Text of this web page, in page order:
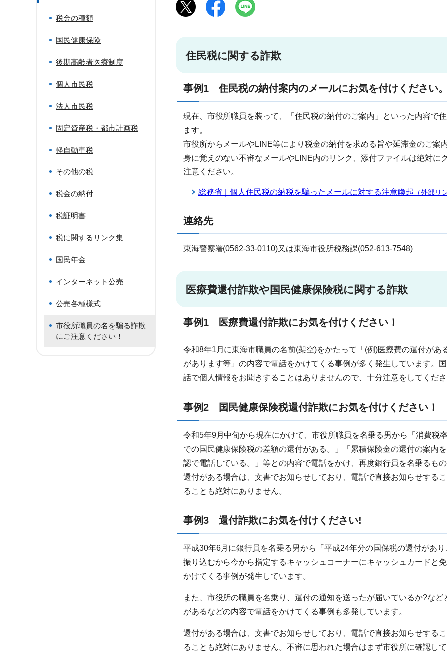
住民税に関する詐欺
事例1 住民税の納付案内のメールにお気を付けください
現在、市役所職員を装って、「住民税の納付のご案内」といった内容で
ます。
市役所からメールやLINE等により税金の納付を求める旨や延滞金のご案
身に覚えのない不審なメールやLINE内のリンク、添付ファイルは絶対に
注意ください。
総務省｜個人住民税の納税を騙ったメールに対する注意喚起 （外部リ
連絡先
東海警察署(0562-33-0110)又は東海市役所税務課(052-613-7548)
医療費還付詐欺や国民健康保険税に関する詐欺
事例1 医療費還付詐欺にお気を付けください！
令和8年1月に東海市職員の名前(架空)をかたって「(例)医療費の還付が
があります等」の内容で電話をかけてくる事例が多く発生しています。
話で個人情報をお聞きすることはありませんので、十分注意をしてくだ
事例2 国民健康保険税還付詐欺にお気を付けください！
令和5年9月中旬から現在にかけて、市役所職員を名乗る男から「消費税
での国民健康保険税の差額の還付がある。」「累積保険金の還付の案内
認で電話している。」等との内容で電話をかけ、再度銀行員を名乗るも
還付がある場合は、文書でお知らせしており、電話で直接お知らせする
ることも絶対にありません。
事例3 還付詐欺にお気を付けください!
平成30年6月に銀行員を名乗る男から「平成24年分の国保税の還付があ
振り込むから今から指定するキャッシュコーナーにキャッシュカードと
かけてくる事例が発生しています。
また、市役所の職員を名乗り、還付の通知を送ったが届いているか?な
があるなどの内容で電話をかけてくる事例も多発しています。
還付がある場合は、文書でお知らせしており、電話で直接お知らせする
ることも絶対にありません。不審に思われた場合はまず市役所に確認し
税金の種類
国民健康保険
後期高齢者医療制度
個人市民税
法人市民税
固定資産税・都市計画税
軽自動車税
その他の税
税金の納付
税証明書
税に関するリンク集
国民年金
インターネット公売
公売各種様式
市役所職員の名を騙る詐欺
にご注意ください！